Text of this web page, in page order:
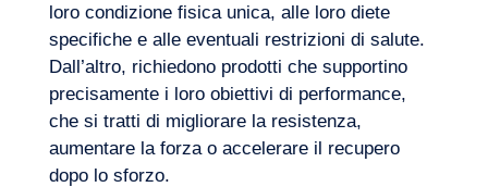
loro condizione fisica unica, alle loro diete
specifiche e alle eventuali restrizioni di salute.
Dall’altro, richiedono prodotti che supportino
precisamente i loro obiettivi di performance,
che si tratti di migliorare la resistenza,
aumentare la forza o accelerare il recupero
dopo lo sforzo.